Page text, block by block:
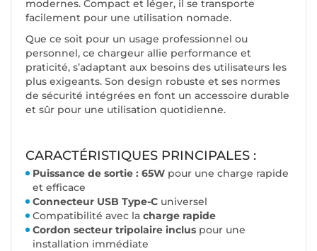
modernes. Compact et léger, il se transporte
facilement pour une utilisation nomade.
Que ce soit pour un usage professionnel ou
personnel, ce chargeur allie performance et
praticité, s’adaptant aux besoins des utilisateurs les
plus exigeants. Son design robuste et ses normes
de sécurité intégrées en font un accessoire durable
et sûr pour une utilisation quotidienne.
CARACTÉRISTIQUES PRINCIPALES :
Puissance de sortie : 65W pour une charge rapide
et efficace
Connecteur USB Type-C universel
Compatibilité avec la charge rapide
Cordon secteur tripolaire inclus pour une
installation immédiate